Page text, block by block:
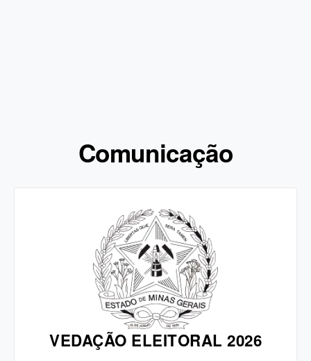
Comunicação
VEDAÇÃO ELEITORAL 2026